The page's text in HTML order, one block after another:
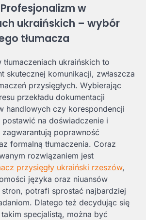
Profesjonalizm w
ukraińskich – wybór
tłumacza
ukraińskich to
skutecznej komunikacji, zwłaszcza
przysięgłych. Wybierając
przekładu dokumentacji
handlowych czy korespondencji
na doświadczenie i
poprawność
formalną tłumaczenia. Coraz
rozwiązaniem jest
przysięgły ukraiński rzeszów,
języka oraz niuansów
potrafi sprostać najbardziej
Dlatego też decydując się
specjalistą, można być